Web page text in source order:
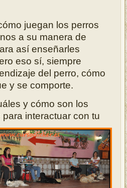
juegan los perros
a su manera de
así enseñarles
eso sí, siempre
del perro, cómo
y se comporte.
y cómo son los
interactuar con tu